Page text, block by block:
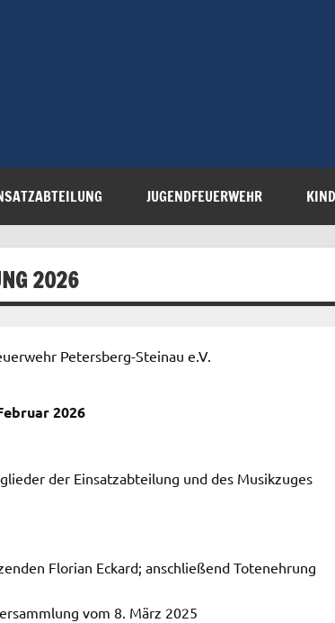
JUGENDFEUERWEHR
2026
Petersberg-Steinau e.V.
2026
der Einsatzabteilung und des Musikzuges
Florian Eckard; anschließend Totenehrung
vom 8. März 2025